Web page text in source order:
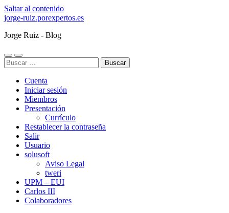
Saltar al contenido
jorge-ruiz.porexpertos.es
Jorge Ruiz - Blog
Alternar
el
móvil
Alternar
el
de
búsqueda
Buscar:
Cuenta
Iniciar sesión
Miembros
Presentación
Currículo
Restablecer la contraseña
Salir
Usuario
solusoft
Aviso Legal
tweri
UPM – EUI
Carlos III
Colaboradores